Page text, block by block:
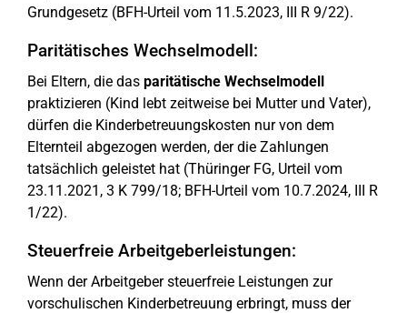
Grundgesetz (BFH-Urteil vom 11.5.2023, III R 9/22).
Paritätisches Wechselmodell:
Bei Eltern, die das paritätische Wechselmodell
praktizieren (Kind lebt zeitweise bei Mutter und Vater),
dürfen die Kinderbetreuungskosten nur von dem
Elternteil abgezogen werden, der die Zahlungen
tatsächlich geleistet hat (Thüringer FG, Urteil vom
23.11.2021, 3 K 799/18; BFH-Urteil vom 10.7.2024, III R
1/22).
Steuerfreie Arbeitgeberleistungen:
Wenn der Arbeitgeber steuerfreie Leistungen zur
vorschulischen Kinderbetreuung erbringt, muss der